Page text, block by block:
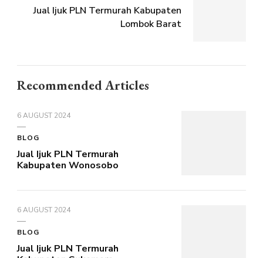
Jual Ijuk PLN Termurah Kabupaten
Lombok Barat
Recommended Articles
6 AUGUST 2024
BLOG
Jual Ijuk PLN Termurah
Kabupaten Wonosobo
6 AUGUST 2024
BLOG
Jual Ijuk PLN Termurah